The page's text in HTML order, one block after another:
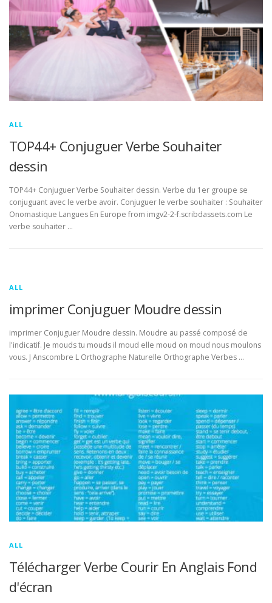
ALL
TOP44+ Conjuguer Verbe Souhaiter
dessin
TOP44+ Conjuguer Verbe Souhaiter dessin. Verbe du 1er groupe se
conjuguant avec le verbe avoir. Conjuguer le verbe souhaiter : Souhaiter
Onomastique Langues En Europe from imgv2-2-f.scribdassets.com Le
verbe souhaiter …
ALL
imprimer Conjuguer Moudre dessin
imprimer Conjuguer Moudre dessin. Moudre au passé composé de
l'indicatif. Je mouds tu mouds il moud elle moud on moud nous moulons
vous. J Anscombre L Orthographe Naturelle Orthographe Verbes …
ALL
Télécharger Verbe Courir En Anglais Fond
d'écran